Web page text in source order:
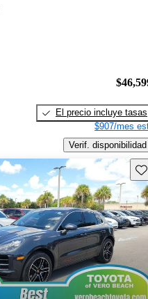
El precio incluye tasas
$907/mes
Verif. disponibilidad